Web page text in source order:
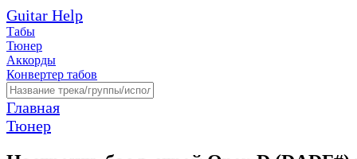
Guitar Help
Табы
Тюнер
Аккорды
Конвертер табов
Главная
Тюнер